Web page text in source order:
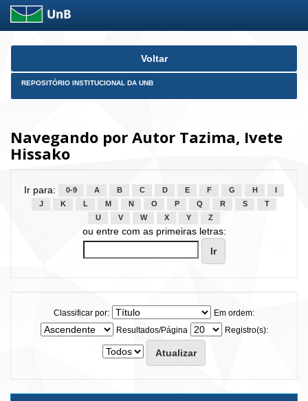
Skip
Voltar
REPOSITÓRIO INSTITUCIONAL DA UNB
Navegando por Autor Tazima, Ivete
Hissako
Ir para: 0-9 A B C D E F G H
J
K L M N O P Q R S
T
U
V W X Y Z
ou entre com as primeiras letras:
Classificar por:
Em ordem:
Resultados/Página
Registro(s):